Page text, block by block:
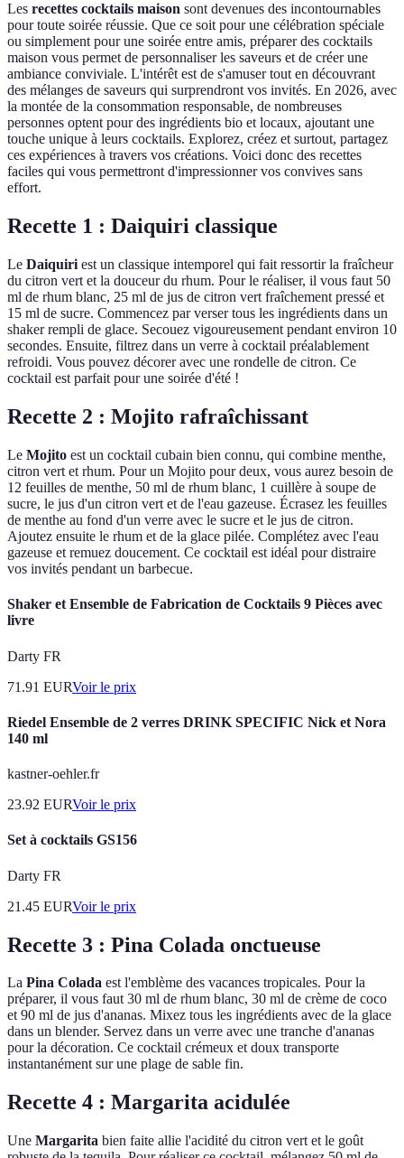
Les recettes cocktails maison sont devenues des incontournables
pour toute soirée réussie. Que ce soit pour une célébration spéciale
ou simplement pour une soirée entre amis, préparer des cocktails
maison vous permet de personnaliser les saveurs et de créer une
ambiance conviviale. L'intérêt est de s'amuser tout en découvrant
des mélanges de saveurs qui surprendront vos invités. En 2026, avec
la montée de la consommation responsable, de nombreuses
personnes optent pour des ingrédients bio et locaux, ajoutant une
touche unique à leurs cocktails. Explorez, créez et surtout, partagez
ces expériences à travers vos créations. Voici donc des recettes
faciles qui vous permettront d'impressionner vos convives sans
effort.
Recette 1 : Daiquiri classique
Le Daiquiri est un classique intemporel qui fait ressortir la fraîcheur
du citron vert et la douceur du rhum. Pour le réaliser, il vous faut 50
ml de rhum blanc, 25 ml de jus de citron vert fraîchement pressé et
15 ml de sucre. Commencez par verser tous les ingrédients dans un
shaker rempli de glace. Secouez vigoureusement pendant environ 10
secondes. Ensuite, filtrez dans un verre à cocktail préalablement
refroidi. Vous pouvez décorer avec une rondelle de citron. Ce
cocktail est parfait pour une soirée d'été !
Recette 2 : Mojito rafraîchissant
Le Mojito est un cocktail cubain bien connu, qui combine menthe,
citron vert et rhum. Pour un Mojito pour deux, vous aurez besoin de
12 feuilles de menthe, 50 ml de rhum blanc, 1 cuillère à soupe de
sucre, le jus d'un citron vert et de l'eau gazeuse. Écrasez les feuilles
de menthe au fond d'un verre avec le sucre et le jus de citron.
Ajoutez ensuite le rhum et de la glace pilée. Complétez avec l'eau
gazeuse et remuez doucement. Ce cocktail est idéal pour distraire
vos invités pendant un barbecue.
Shaker et Ensemble de Fabrication de Cocktails 9 Pièces avec
livre
Darty FR
71.91 EURVoir le prix
Riedel Ensemble de 2 verres DRINK SPECIFIC Nick et Nora
140 ml
kastner-oehler.fr
23.92 EURVoir le prix
Set à cocktails GS156
Darty FR
21.45 EURVoir le prix
Recette 3 : Pina Colada onctueuse
La Pina Colada est l'emblème des vacances tropicales. Pour la
préparer, il vous faut 30 ml de rhum blanc, 30 ml de crème de coco
et 90 ml de jus d'ananas. Mixez tous les ingrédients avec de la glace
dans un blender. Servez dans un verre avec une tranche d'ananas
pour la décoration. Ce cocktail crémeux et doux transporte
instantanément sur une plage de sable fin.
Recette 4 : Margarita acidulée
Une Margarita bien faite allie l'acidité du citron vert et le goût